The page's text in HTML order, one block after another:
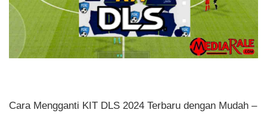
Cara Mengganti KIT DLS 2024 Terbaru dengan Mudah –